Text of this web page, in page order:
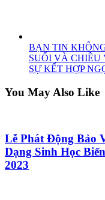
BẠN TIN
SUỐI VÀ CHIỀU
SỰ KẾT HỢP
You May Also Like
Lễ Phát Động Bảo
Dạng Sinh Học
2023